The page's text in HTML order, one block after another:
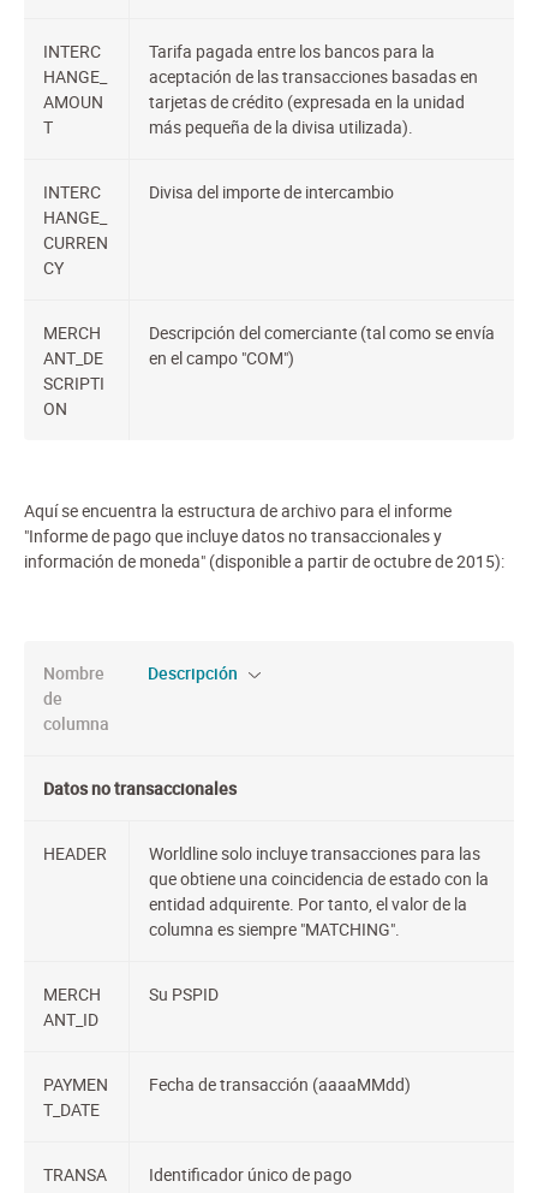
INTERC
HANGE_
AMOUN
T
Tarifa pagada entre los bancos para la
aceptación de las transacciones basadas en
tarjetas de crédito (expresada en la unidad
más pequeña de la divisa utilizada).
INTERC
HANGE_
CURREN
CY
Divisa del importe de intercambio
MERCH
ANT_DE
SCRIPTI
ON
Descripción del comerciante (tal como se envía
en el campo "COM")
Aquí se encuentra la estructura de archivo para el informe
"Informe de pago que incluye datos no transaccionales y
información de moneda" (disponible a partir de octubre de 2015):
Nombre
de
columna
Descripción
Datos no transaccionales
HEADER
Worldline solo incluye transacciones para las
que obtiene una coincidencia de estado con la
entidad adquirente. Por tanto, el valor de la
columna es siempre "MATCHING".
MERCH
ANT_ID
Su PSPID
PAYMEN
T_DATE
Fecha de transacción (aaaaMMdd)
TRANSA
Identificador único de pago